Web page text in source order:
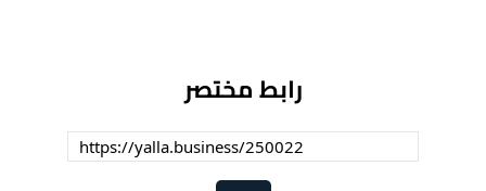
رابط مختصر